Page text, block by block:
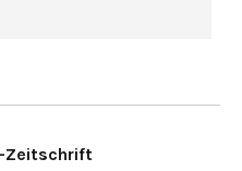
Zeitschrift